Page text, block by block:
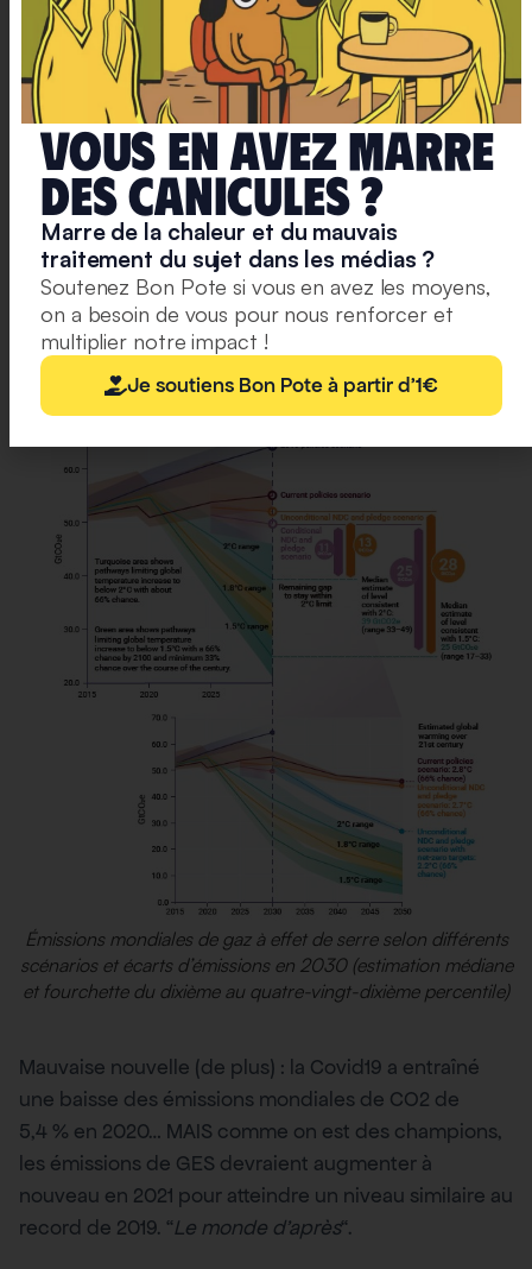
entre les promesses des Etats, leur plan d’action, et
ce qu’il faudrait faire pour limiter le réchauffement
mondial à +2°C, voire +1.5+C.
Avec les engagements actuels, nous sommes sur
une trajectoire de +2.7°C. Ces engagements
permettent seulement de réduire de 7,5 % les
émissions de gaz à effet de serre prévues pour 2030
par rapport aux anciens engagements. Pourtant
réductions de 30 % sont nécessaires pour limiter le
réchauffement à +2°C et de 55 % pour 1,5°C
Émissions mondiales de gaz à effet de serre selon différents
scénarios et écarts d’émissions en 2030 (estimation médiane
et fourchette du dixième au quatre-vingt-dixième percentile)
Mauvaise nouvelle (de plus) : la Covid19 a entraîné
une baisse des émissions mondiales de CO2 de
5,4 % en 2020… MAIS comme on est des champions,
les émissions de GES devraient augmenter à
nouveau en 2021 pour atteindre un niveau similaire au
record de 2019. “Le monde d’après“.
Vous en avez marre
deS caniculeS ?
Marre de la chaleur et du mauvais
traitement du sujet dans les médias ?
Soutenez Bon Pote si vous en avez les moyens,
on a besoin de vous pour nous renforcer et
multiplier notre impact !
Je soutiens Bon Pote à partir d'1€